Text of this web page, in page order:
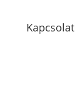
Kapcsolat